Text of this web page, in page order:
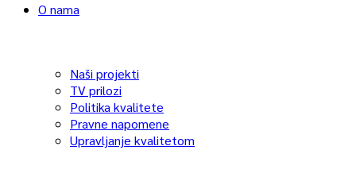
O nama
Naši projekti
TV prilozi
Politika kvalitete
Pravne napomene
Upravljanje kvalitetom